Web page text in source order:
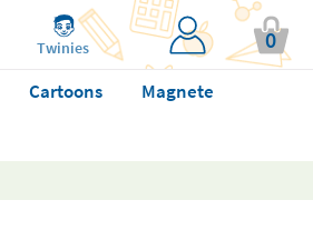
Twinies 0
Cartoons Magnete